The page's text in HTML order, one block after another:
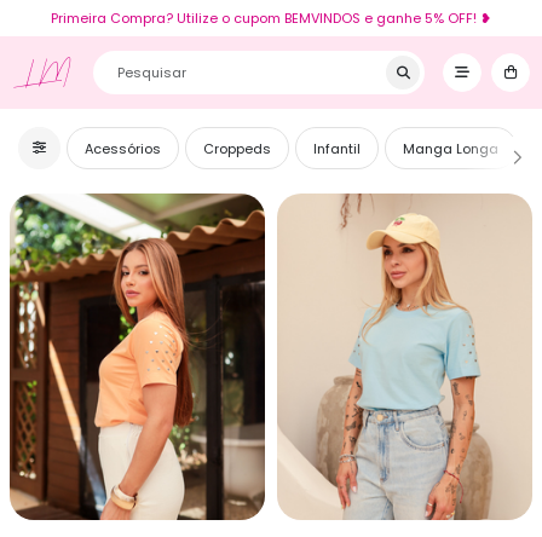
Primeira Compra? Utilize o cupom BEMVINDOS e ganhe 5% OFF! ❥
LM
Acessórios Croppeds Infantil Manga Longa